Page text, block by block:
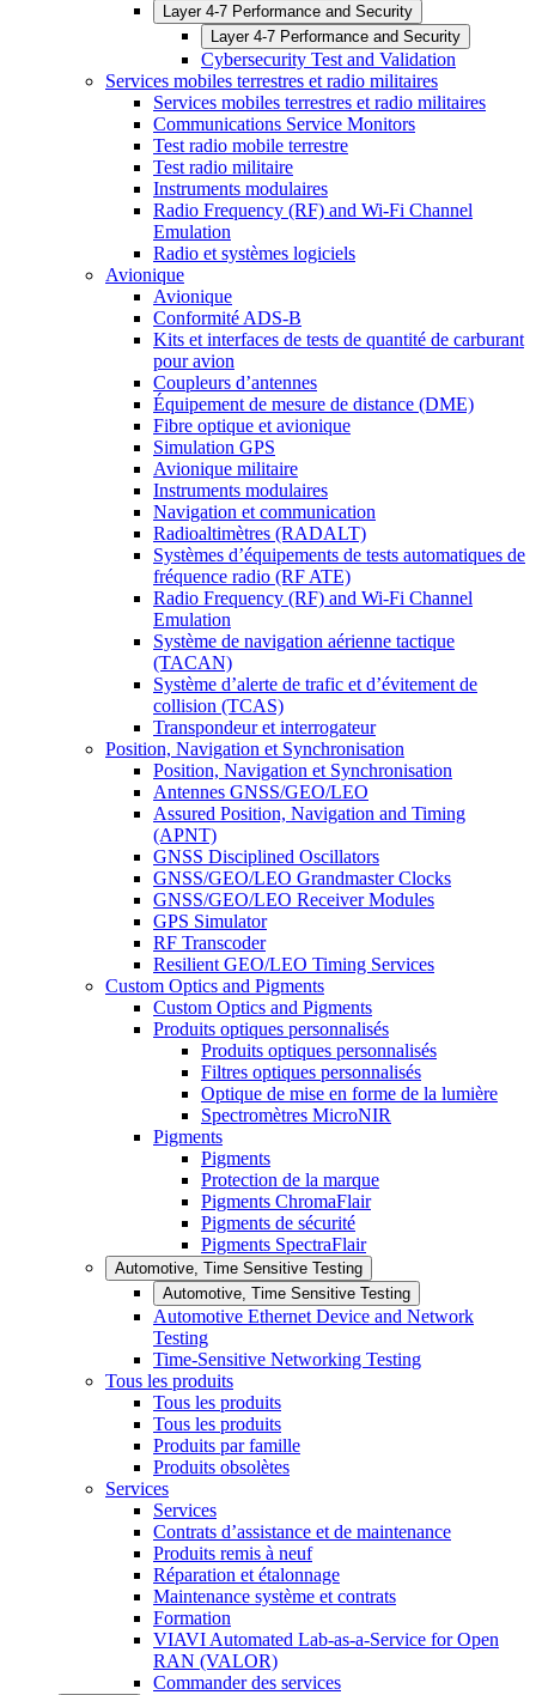
Layer 4-7 Performance and Security
Layer 4-7 Performance and Security
Cybersecurity Test and Validation
Services mobiles terrestres et radio militaires
Services mobiles terrestres et radio militaires
Communications Service Monitors
Test radio mobile terrestre
Test radio militaire
Instruments modulaires
Radio Frequency (RF) and Wi-Fi Channel
Emulation
Radio et systèmes logiciels
Avionique
Avionique
Conformité ADS-B
Kits et interfaces de tests de quantité de carburant
pour avion
Coupleurs d’antennes
Équipement de mesure de distance (DME)
Fibre optique et avionique
Simulation GPS
Avionique militaire
Instruments modulaires
Navigation et communication
Radioaltimètres (RADALT)
Systèmes d’équipements de tests automatiques de
fréquence radio (RF ATE)
Radio Frequency (RF) and Wi-Fi Channel
Emulation
Système de navigation aérienne tactique
(TACAN)
Système d’alerte de trafic et d’évitement de
collision (TCAS)
Transpondeur et interrogateur
Position, Navigation et Synchronisation
Position, Navigation et Synchronisation
Antennes GNSS/GEO/LEO
Assured Position, Navigation and Timing
(APNT)
GNSS Disciplined Oscillators
GNSS/GEO/LEO Grandmaster Clocks
GNSS/GEO/LEO Receiver Modules
GPS Simulator
RF Transcoder
Resilient GEO/LEO Timing Services
Custom Optics and Pigments
Custom Optics and Pigments
Produits optiques personnalisés
Produits optiques personnalisés
Filtres optiques personnalisés
Optique de mise en forme de la lumière
Spectromètres MicroNIR
Pigments
Pigments
Protection de la marque
Pigments ChromaFlair
Pigments de sécurité
Pigments SpectraFlair
Automotive, Time Sensitive Testing
Automotive, Time Sensitive Testing
Automotive Ethernet Device and Network
Testing
Time-Sensitive Networking Testing
Tous les produits
Tous les produits
Tous les produits
Produits par famille
Produits obsolètes
Services
Services
Contrats d’assistance et de maintenance
Produits remis à neuf
Réparation et étalonnage
Maintenance système et contrats
Formation
VIAVI Automated Lab-as-a-Service for Open
RAN (VALOR)
Commander des services